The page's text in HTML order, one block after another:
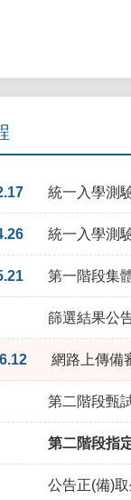
統一入學測
統一入學測
第一階段集
篩選結果公
網路上傳備
第二階段甄
第二階段指
公告正(備)